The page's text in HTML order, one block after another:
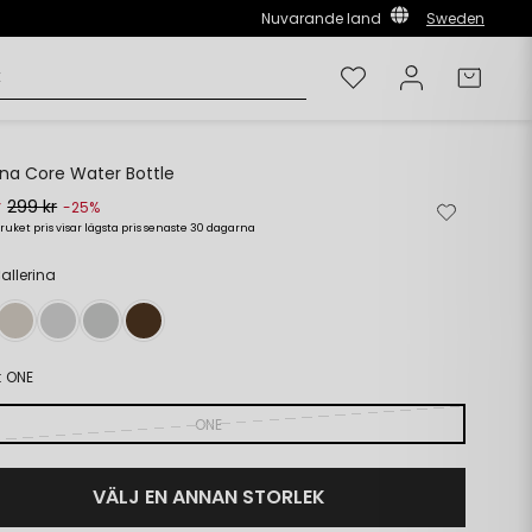
Nuvarande land Sweden
ÖnskelistaLogga in
Core Water Bottle
299 kr -25%
pris visar lägsta pris senaste 30 dagarna
Lägg
ONE
ONE
VÄLJ EN ANNAN STORLEK